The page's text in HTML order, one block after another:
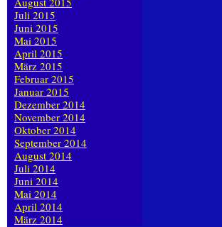
Juli 2015
Juni 2015
Mai 2015
April 2015
März 2015
Februar 2015
Januar 2015
Dezember 2014
November 2014
Oktober 2014
September 2014
August 2014
Juli 2014
Juni 2014
Mai 2014
April 2014
März 2014